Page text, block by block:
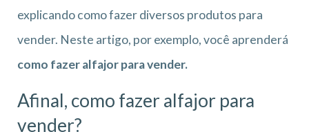
explicando como fazer diversos produtos para
vender. Neste artigo, por exemplo, você aprenderá
como fazer alfajor para vender.
Afinal, como fazer alfajor para
vender?